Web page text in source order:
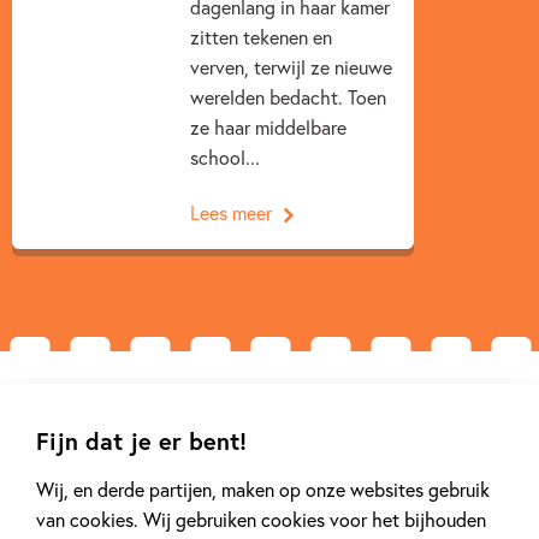
Fijn dat je er bent!
Wij, en derde partijen, maken op onze websites gebruik
van cookies. Wij gebruiken cookies voor het bijhouden
dagenlang in haar kamer
zitten tekenen en
verven, terwijl ze nieuwe
werelden bedacht. Toen
ze haar middelbare
school...
Lees meer
Tiplijst